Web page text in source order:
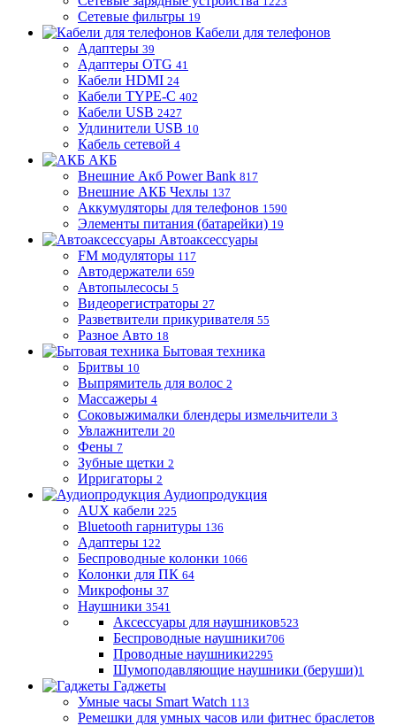
Сетевые фильтры 19
Кабели для телефонов
Адаптеры 39
Адаптеры OTG 41
Кабели HDMI 24
Кабели TYPE-C 402
Кабели USB 2427
Удлинители USB 10
Кабель сетевой 4
АКБ
Внешние Акб Power Bank 817
Внешние АКБ Чехлы 137
Аккумуляторы для телефонов 1590
Элементы питания (батарейки) 19
Автоаксессуары
FM модуляторы 117
Автодержатели 659
Автопылесосы 5
Видеорегистраторы 27
Разветвители прикуривателя 55
Разное Авто 18
Бытовая техника
Бритвы 10
Выпрямитель для волос 2
Массажеры 4
Соковыжималки блендеры измельчители 3
Увлажнители 20
Фены 7
Зубные щетки 2
Ирригаторы 2
Аудиопродукция
AUX кабели 225
Bluetooth гарнитуры 136
Адаптеры 122
Беспроводные колонки 1066
Колонки для ПК 64
Микрофоны 37
Наушники 3541
Аксессуары для наушников523
Беспроводные наушники706
Проводные наушники2295
Шумоподавляющие наушники (беруши)1
Гаджеты
Умные часы Smart Watch 113
Ремешки для умных часов или фитнес браслетов